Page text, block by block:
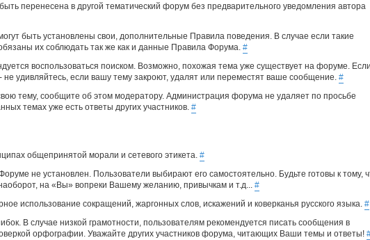
перенесена в другой тематический форум без предварительного уведомления автора
быть установлены свои, дополнительные Правила поведения. В случае если такие
их соблюдать так же как и данные Правила Форума. #
воспользоваться поиском. Возможно, похожая тема уже существует на форуме.
удивляйтесь, если вашу тему закроют, удалят или переместят ваше сообщение. #
тему, сообщите об этом модератору. Администрация форума не удаляет по просьбе
темах уже есть ответы других участников. #
общепринятой морали и сетевого этикета. #
не установлен. Пользователи выбирают его самостоятельно. Будьте готовы к тому,
на «Вы» вопреки Вашему желанию, привычкам и т.д... #
использование сокращений, жаргонных слов, искажений и коверканья русского языка. #
В случае низкой грамотности, пользователям рекомендуется писать сообщения в
орфографии. Уважайте других участников форума, читающих Ваши темы и ответы!